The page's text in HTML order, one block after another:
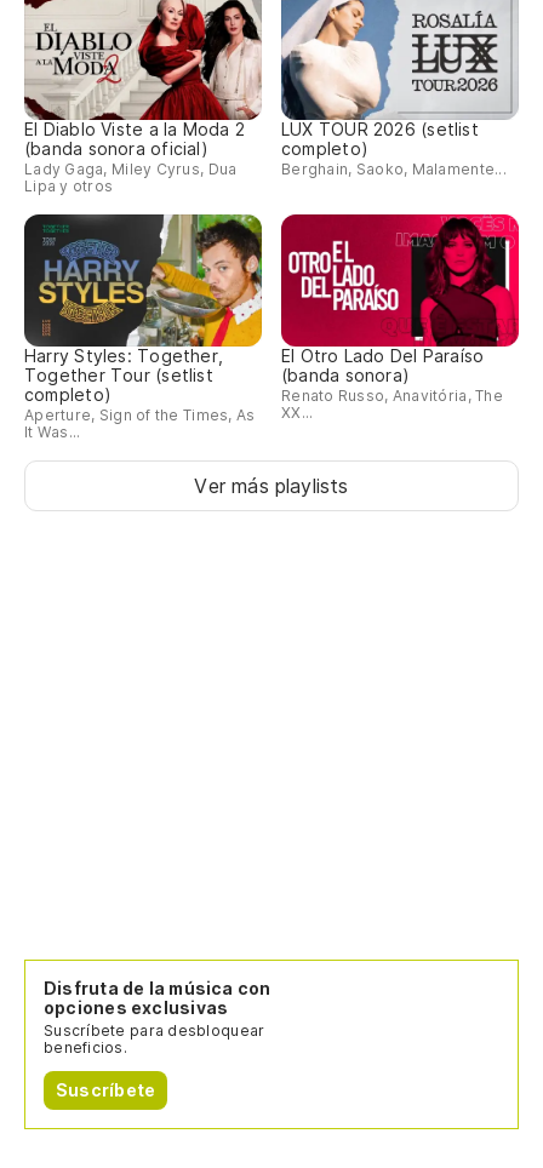
El Diablo Viste a la Moda 2
(banda sonora oficial)
Lady Gaga, Miley Cyrus, Dua
Lipa y otros
LUX TOUR 2026 (setlist
completo)
Berghain, Saoko, Malamente...
Harry Styles: Together,
Together Tour (setlist
completo)
Aperture, Sign of the Times, As
It Was...
El Otro Lado Del Paraíso
(banda sonora)
Renato Russo, Anavitória, The
XX...
Ver más playlists
Disfruta de la música con
opciones exclusivas
Suscríbete para desbloquear
beneficios.
Suscríbete